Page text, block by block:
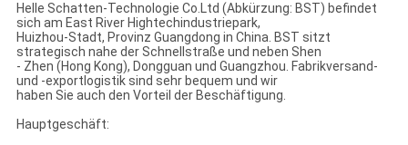
Helle Schatten-Technologie Co.Ltd (Abkürzung: BST) befindet
sich am East River Hightechindustriepark,
Huizhou-Stadt, Provinz Guangdong in China. BST sitzt
strategisch nahe der Schnellstraße und neben Shen
- Zhen (Hong Kong), Dongguan und Guangzhou. Fabrikversand-
und -exportlogistik sind sehr bequem und wir
haben Sie auch den Vorteil der Beschäftigung.
Hauptgeschäft: